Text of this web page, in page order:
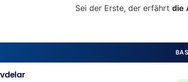
Sei der Erste, der erfährt die